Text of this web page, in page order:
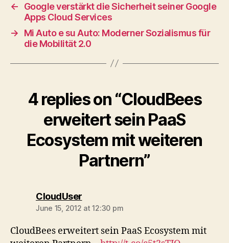
←
Google verstärkt die Sicherheit seiner Google
Apps Cloud Services
→
Mi Auto e su Auto: Moderner Sozialismus für
die Mobilität 2.0
4 replies on “CloudBees
erweitert sein PaaS
Ecosystem mit weiteren
Partnern”
CloudUsersays:
June 15, 2012 at 12:30 pm
CloudBees erweitert sein PaaS Ecosystem mit